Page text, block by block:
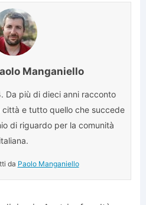
Manganiello
Da più di dieci anni racconto
città e tutto quello che succede
di riguardo per la comunità
italiana.
da Paolo Manganiello